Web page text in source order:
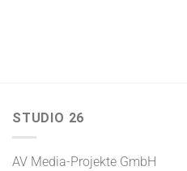
STUDIO 26
AV Media-Projekte GmbH